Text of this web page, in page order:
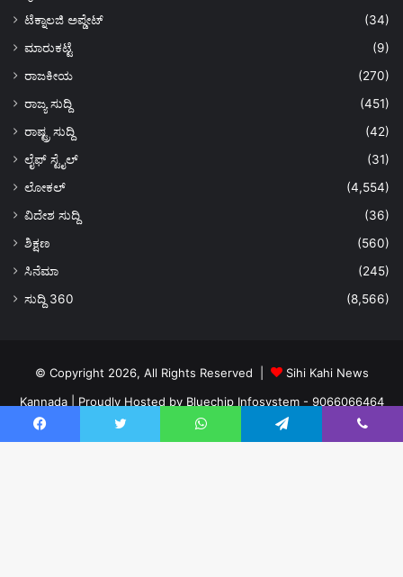
ಟೆಕ್ನಾಲಜಿ ಅಪ್ಡೇಟ್
(34)
ಮಾರುಕಟ್ಟೆ
(9)
ರಾಜಕೀಯ
(270)
ರಾಜ್ಯ ಸುದ್ದಿ
(451)
ರಾಷ್ಟ್ರ ಸುದ್ದಿ
(42)
ಲೈಫ್ ಸ್ಟೈಲ್
(31)
ಲೋಕಲ್
(4,554)
ವಿದೇಶ ಸುದ್ದಿ
(36)
ಶಿಕ್ಷಣ
(560)
ಸಿನೆಮಾ
(245)
ಸುದ್ದಿ 360
(8,566)
© Copyright 2026, All Rights Reserved |
Sihi Kahi News
Kannada| Proudly Hosted by Bluechip Infosystem - 9066066464
About US
Privacy Policy Ads Policy
Terms and Conditions
Facebook Twitter WhatsApp Telegram Viber